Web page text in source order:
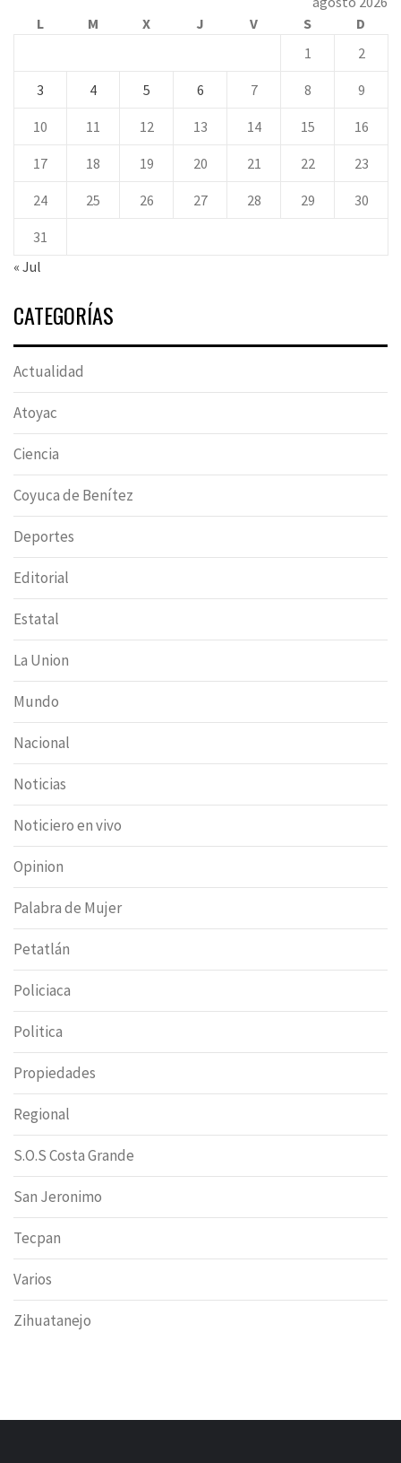
L
M X J V S
D
1
2
3 4 5 6 7 8 9
10 11 12 13 14 15 16
17 18 19 20 21 22 23
24 25 26 27 28 29 30
31
« Jul
CATEGORÍAS
Actualidad
Atoyac
Ciencia
Coyuca de Benítez
Deportes
Editorial
Estatal
La Union
Mundo
Nacional
Noticias
Noticiero en vivo
Opinion
Palabra de Mujer
Petatlán
Policiaca
Politica
Propiedades
Regional
S.O.S Costa Grande
San Jeronimo
Tecpan
Varios
Zihuatanejo